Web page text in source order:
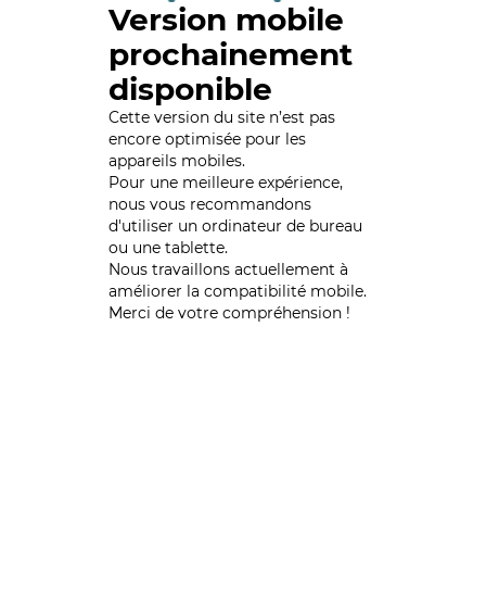
Version mobile
prochainement
disponible
Cette version du site n’est pas
encore optimisée pour les
appareils mobiles.
Pour une meilleure expérience,
nous vous recommandons
d'utiliser un ordinateur de bureau
ou une tablette.
Nous travaillons actuellement à
améliorer la compatibilité mobile.
Merci de votre compréhension !